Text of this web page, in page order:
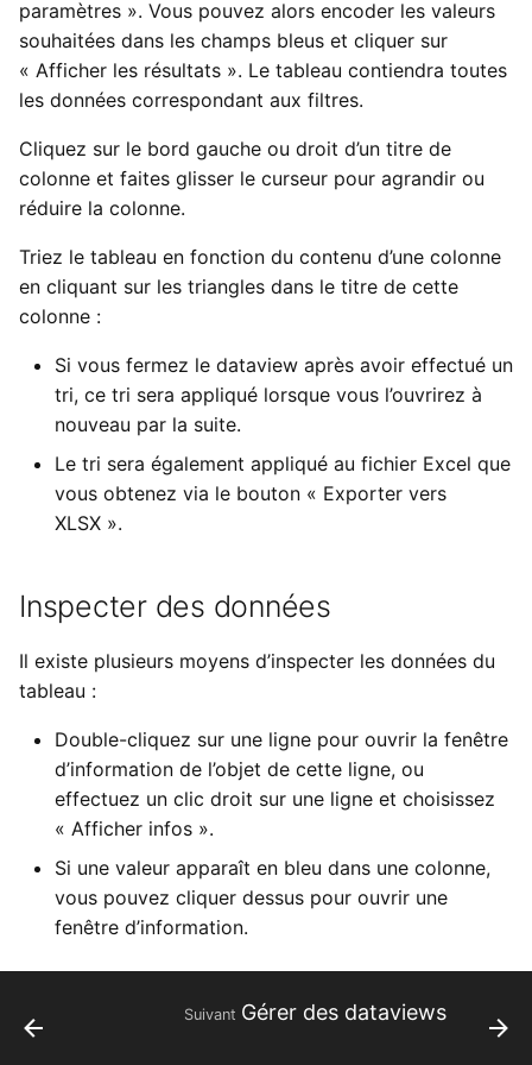
i
n
d
e
r
h
e
Paramètres de l’utilisateur
Importations
Fichiers
Intégrations
Préférences système
Fonctionnalités obsolètes
et supprimées
Audit
Types de données externes
Introduire les heures
Yesplan 27, juill. 2020
Yesplan 26.2, avr. 2020
Yesplan 26.1, nov. 2019
Yesplan 26, oct. 2019
Yesplan 25, nov. 2018
Yesplan 24, juin 2018
Yesplan 1.23, nov. 2017
Yesplan 1.21, nov. 2016
Yesplan 1.19, mai 2016
Yesplan 1.18, sept. 2015
Yesplan 1.17, mars 2015
Yesplan 1.16, déc. 2014
paramètres ». Vous pouvez alors encoder les valeurs
souhaitées dans les champs bleus et cliquer sur
« Afficher les résultats ». Le tableau contiendra toutes
les données correspondant aux filtres.
Cliquez sur le bord gauche ou droit d’un titre de
colonne et faites glisser le curseur pour agrandir ou
réduire la colonne.
Triez le tableau en fonction du contenu d’une colonne
en cliquant sur les triangles dans le titre de cette
colonne :
Si vous fermez le dataview après avoir effectué un
tri, ce tri sera appliqué lorsque vous l’ouvrirez à
nouveau par la suite.
Le tri sera également appliqué au fichier Excel que
vous obtenez via le bouton « Exporter vers
XLSX ».
Inspecter des données
Il existe plusieurs moyens d’inspecter les données du
tableau :
Double-cliquez sur une ligne pour ouvrir la fenêtre
d’information de l’objet de cette ligne, ou
effectuez un clic droit sur une ligne et choisissez
« Afficher infos ».
Si une valeur apparaît en bleu dans une colonne,
vous pouvez cliquer dessus pour ouvrir une
fenêtre d’information.
Suivant Gérer des dataviews